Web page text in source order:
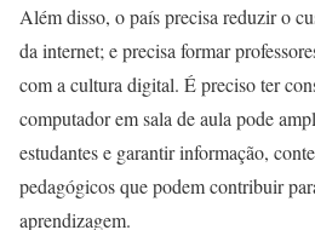
Além disso, o país precisa reduzir o
da internet; e precisa formar
com a cultura digital. É preciso ter
computador em sala de aula pode
estudantes e garantir informação,
pedagógicos que podem contribuir
aprendizagem.